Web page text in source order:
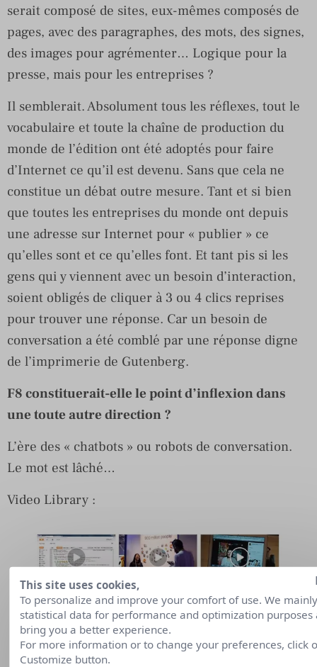
serait composé de sites, eux-mêmes composés de
pages, avec des paragraphes, des mots, des signes,
des images pour agrémenter… Logique pour la
presse, mais pour les entreprises ?
Il semblerait. Absolument tous les réflexes, tout le
vocabulaire et toute la chaîne de production du
monde de l’édition ont été adoptés pour faire
d’Internet ce qu’il est devenu. Sans que cela ne
constitue un débat outre mesure. Tant et si bien
que toutes les entreprises du monde ont depuis
une adresse sur Internet pour « publier » ce
qu’elles sont et ce qu’elles font. Et tant pis si les
gens qui y viennent avec un besoin d’interaction,
soient obligés de cliquer à 3 ou 4 clics reprises
pour trouver une réponse. Car un besoin de
conversation a été comblé par une réponse digne
de l’imprimerie de Gutenberg.
F8 constituerait-elle le point d’inflexion dans
une toute autre direction ?
L’ère des « chatbots » ou robots de conversation.
Le mot est lâché…
Video Library :
This site uses cookies,
To personalize and improve your comfort of use. We
statistical data for performance and optimization purposes
bring you a better experience.
For more information or to change your preferences, click
Customize button.